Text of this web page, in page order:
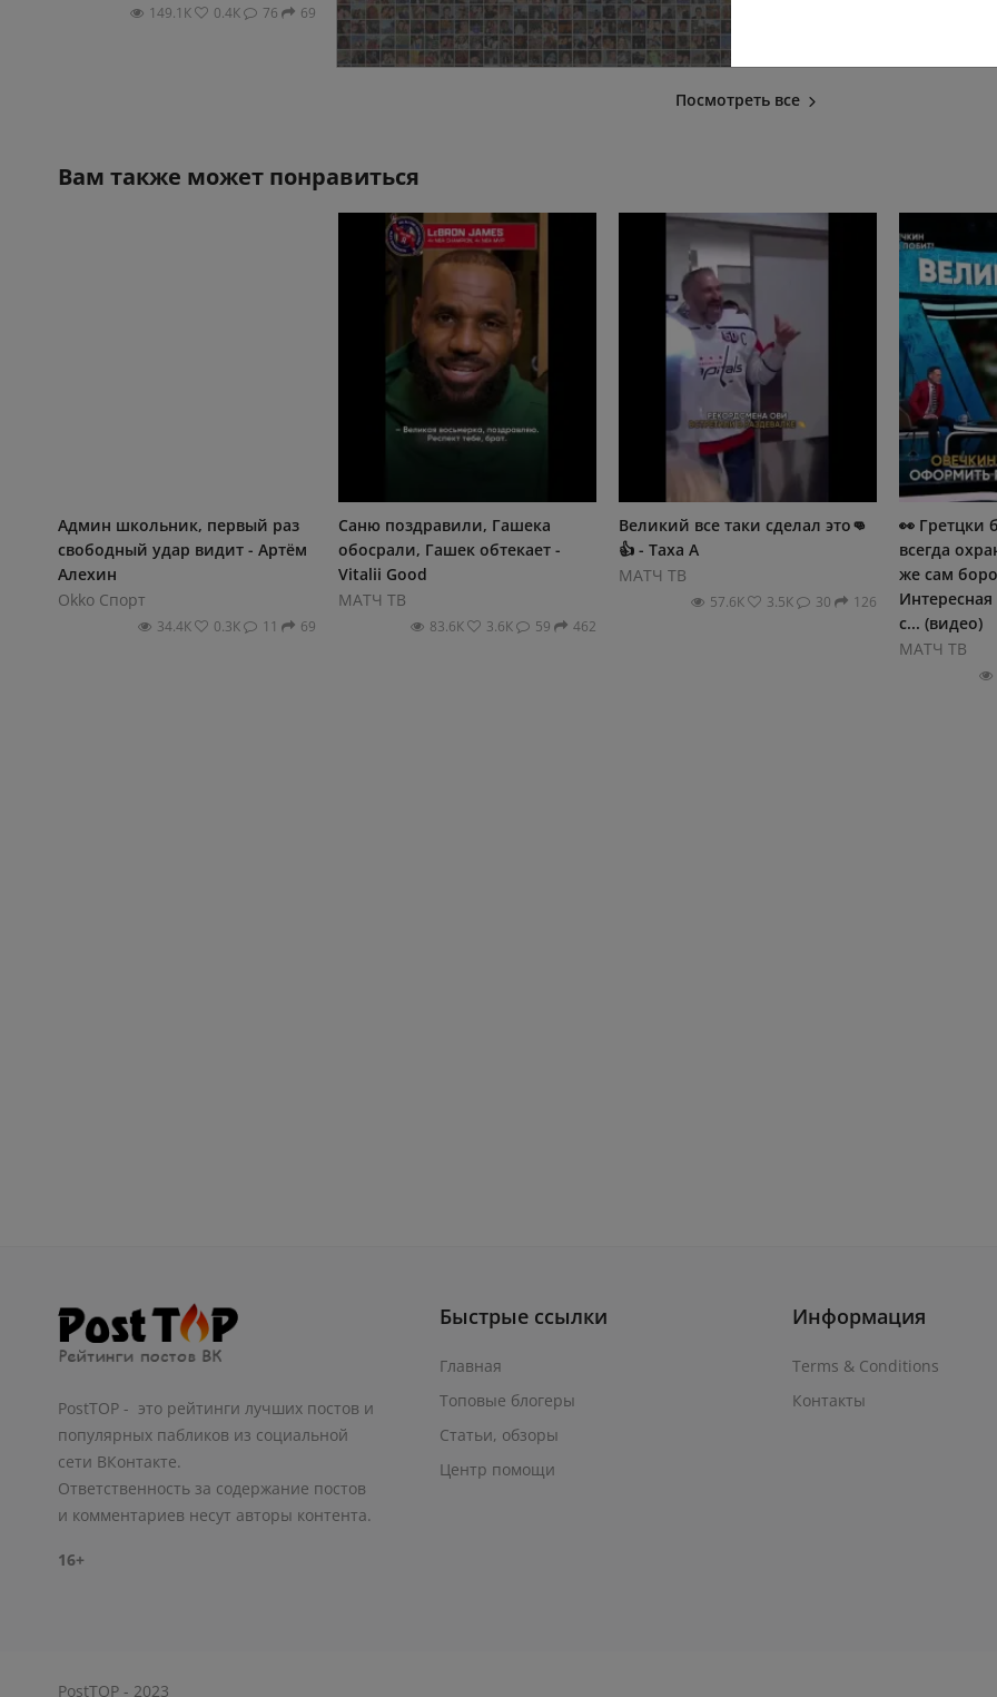
149.1К 0.4К 76 69
Посмотреть все
Вам также может понравиться
Админ школьник, первый раз
свободный удар видит - Артём
Алехин
Okko Спорт
34.4К 0.3К 11 69
Саню поздравили, Гашека
обосрали, Гашек обтекает -
Vitalii Good
МАТЧ ТВ
83.6К 3.6К 59 462
Великий все таки сделал это👊
👍 - Таха А
МАТЧ ТВ
57.6К 3.5К 30 126
👀 Гретцки
всегда
же сам
с... (видео)
МАТЧ ТВ
PostTOP - это рейтинги лучших постов и
популярных пабликов из социальной
сети ВКонтакте.
Ответственность за содержание постов
и комментариев несут авторы контента.
16+
Быстрые ссылки
Главная
Топовые блогеры
Статьи, обзоры
Центр помощи
Информация
Terms & Conditions
Контакты
PostTOP - 2023